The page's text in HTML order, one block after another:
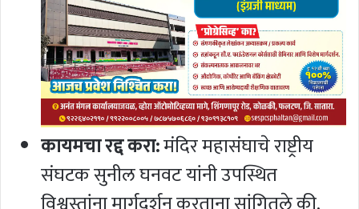
कायमचा रद्द करा:मंदिर महासंघाचे राष्ट्रीय
संघटक सुनील घनवट यांनी उपस्थित